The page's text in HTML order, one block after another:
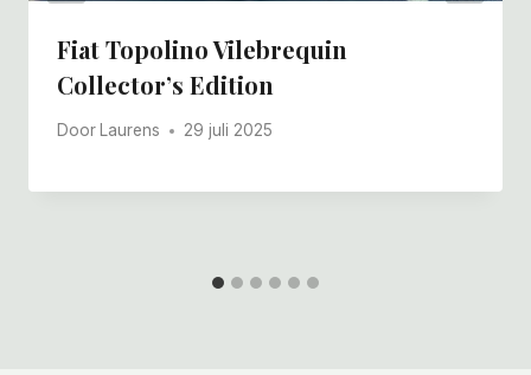
Fiat Topolino Vilebrequin
Collector’s Edition
Door Laurens 29 juli 2025